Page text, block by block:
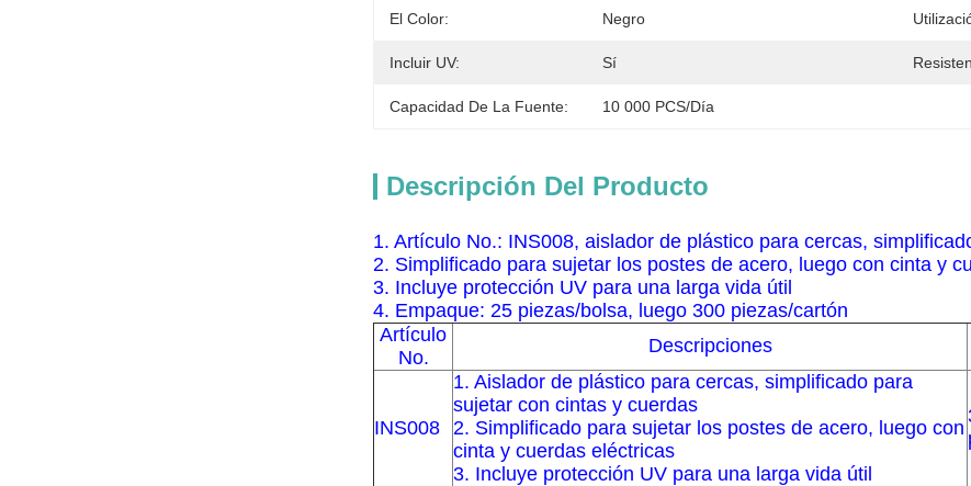
El Color: Negro
Incluir UV: Sí
Capacidad De La Fuente: 10 000 PCS/día
Descripción Del Producto
1. Artículo No.: INS008, aislador de plástico para cercas,
2. Simplificado para sujetar los postes de acero, luego con cinta y
3. Incluye protección UV para una larga vida útil
4. Empaque: 25 piezas/bolsa, luego 300 piezas/cartón
Artículo
No.
Descripciones
INS008
1. Aislador de plástico para cercas, simplificado para
sujetar con cintas y cuerdas
2. Simplificado para sujetar los postes de acero, luego con
cinta y cuerdas eléctricas
3. Incluye protección UV para una larga vida útil